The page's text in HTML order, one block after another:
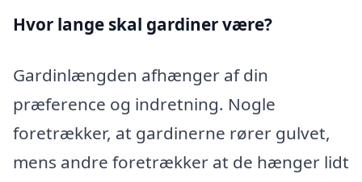
Hvor lange skal gardiner være?
Gardinlængden afhænger af din
præference og indretning. Nogle
foretrækker, at gardinerne rører gulvet,
mens andre foretrækker at de hænger lidt